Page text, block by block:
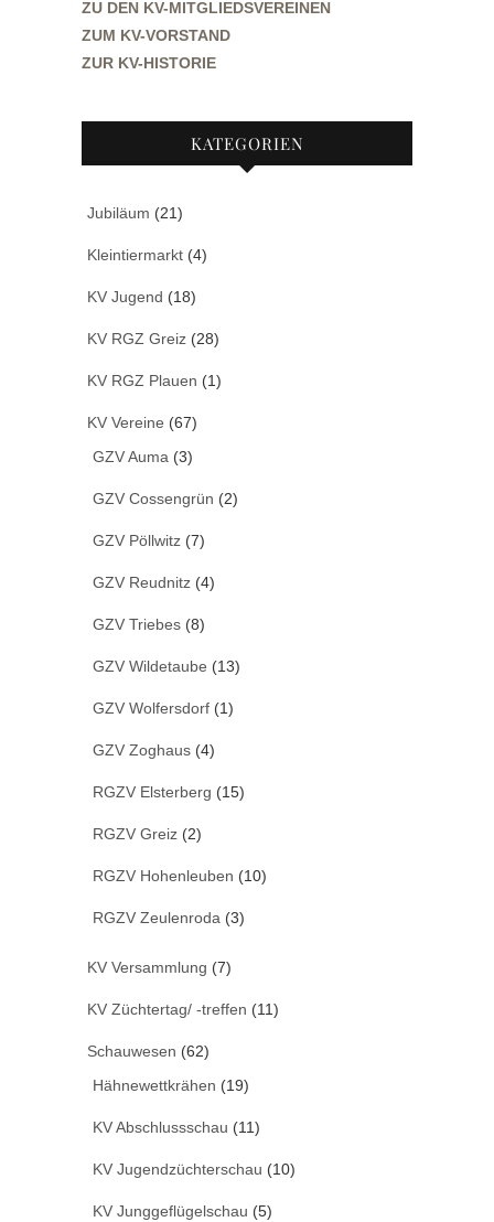
ZU DEN KV-MITGLIEDSVEREINEN
ZUM KV-VORSTAND
ZUR KV-HISTORIE
KATEGORIEN
Jubiläum (21)
Kleintiermarkt (4)
KV Jugend (18)
KV RGZ Greiz (28)
KV RGZ Plauen (1)
KV Vereine (67)
GZV Auma (3)
GZV Cossengrün (2)
GZV Pöllwitz (7)
GZV Reudnitz (4)
GZV Triebes (8)
GZV Wildetaube (13)
GZV Wolfersdorf (1)
GZV Zoghaus (4)
RGZV Elsterberg (15)
RGZV Greiz (2)
RGZV Hohenleuben (10)
RGZV Zeulenroda (3)
KV Versammlung (7)
KV Züchtertag/ -treffen (11)
Schauwesen (62)
Hähnewettkrähen (19)
KV Abschlussschau (11)
KV Jugendzüchterschau (10)
KV Junggeflügelschau (5)